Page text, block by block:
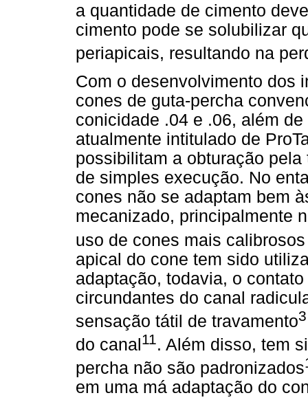
a quantidade de cimento
cimento pode se solubilizar
periapicais, resultando na
Com o desenvolvimento dos
cones de guta-percha
conicidade .04 e .06, além
atualmente intitulado de
possibilitam a obturação
de simples execução. No
cones não se adaptam bem
mecanizado, principalmente
uso de cones mais
apical do cone tem sido
adaptação, todavia, o
circundantes do canal
sensação tátil de travamento3
do canal 11. Além disso, tem
percha não são padronizados
em uma má adaptação do